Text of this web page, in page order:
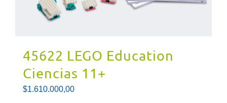
45622 LEGO Education
Ciencias 11+
$1.610.000,00